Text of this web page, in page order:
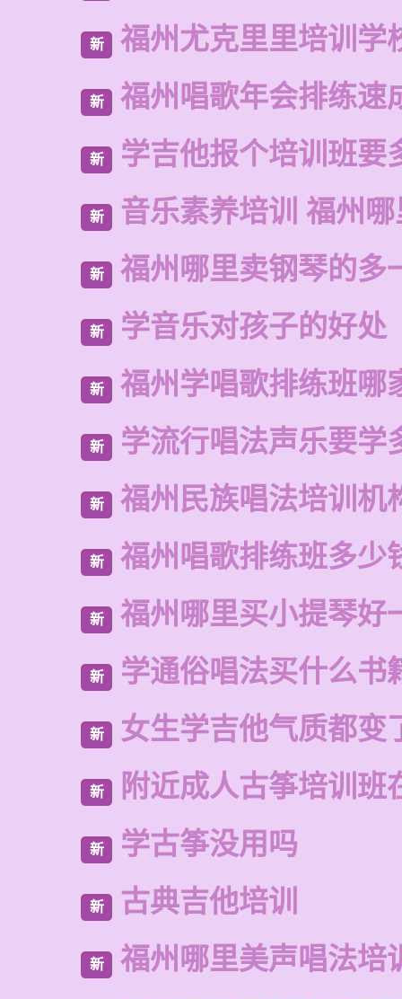
新 福州尤克里里培训学
新 福州唱歌年会排练速
新 学吉他报个培训班要
新 音乐素养培训 福州
新 福州哪里卖钢琴的多
新 学音乐对孩子的好处
新 福州学唱歌排练班哪
新 学流行唱法声乐要学
新 福州民族唱法培训机
新 福州唱歌排练班多少
新 福州哪里买小提琴好
新 学通俗唱法买什么书
新 女生学吉他气质都变
新 附近成人古筝培训班
新 学古筝没用吗
新 古典吉他培训
新 福州哪里美声唱法培